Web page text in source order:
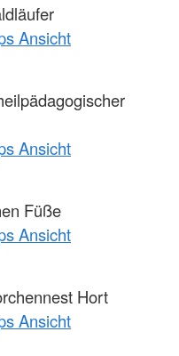
Ansicht
Ansicht
Füße
Ansicht
Hort
Ansicht